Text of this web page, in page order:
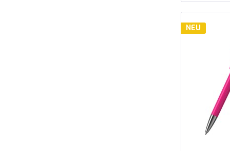
NEU